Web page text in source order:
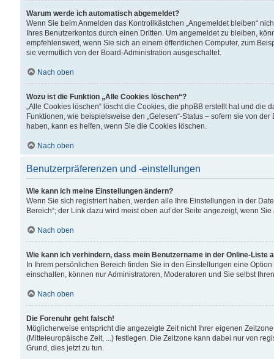
Warum werde ich automatisch abgemeldet?
Wenn Sie beim Anmelden das Kontrollkästchen „Angemeldet bleiben“
Ihres Benutzerkontos durch einen Dritten. Um angemeldet zu bleiben,
empfehlenswert, wenn Sie sich an einem öffentlichen Computer, zum
sie vermutlich von der Board-Administration ausgeschaltet.
Nach oben
Wozu ist die Funktion „Alle Cookies löschen“?
„Alle Cookies löschen“ löscht die Cookies, die phpBB erstellt hat und
Funktionen, wie beispielsweise den „Gelesen“-Status – sofern sie von
haben, kann es helfen, wenn Sie die Cookies löschen.
Nach oben
Benutzerpräferenzen und -einstellungen
Wie kann ich meine Einstellungen ändern?
Wenn Sie sich registriert haben, werden alle Ihre Einstellungen in der
Bereich“; der Link dazu wird meist oben auf der Seite angezeigt, wenn
Nach oben
Wie kann ich verhindern, dass mein Benutzername in der Online-Liste
In Ihrem persönlichen Bereich finden Sie in den Einstellungen eine
einschalten, können nur Administratoren, Moderatoren und Sie selbst
Nach oben
Die Forenuhr geht falsch!
Möglicherweise entspricht die angezeigte Zeit nicht Ihrer eigenen
(Mitteleuropäische Zeit, ...) festlegen. Die Zeitzone kann dabei nur von
Grund, dies jetzt zu tun.